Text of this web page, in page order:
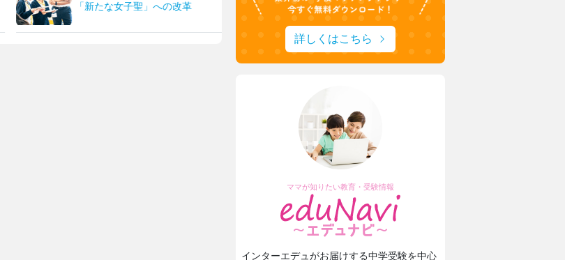
発想を形にする授業でキャリア教育
安田学園の進路サポートや学習環境
詳しくはこちら
ママが知りたい教育・受験情報
インターエデュがお届けする中学受験を中心